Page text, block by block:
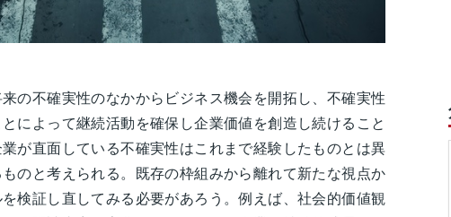
の不確実性のなかからビジネス機会を開拓し、不確実性
によって継続活動を確保し企業価値を創造し続けること
が直面している不確実性はこれまで経験したものとは異
のと考えられる。既存の枠組みから離れて新たな視点か
検証し直してみる必要があろう。例えば、社会的価値観